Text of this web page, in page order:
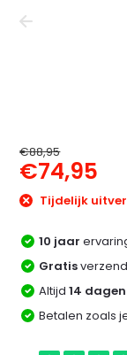
€88,95
€74,95
Tijdelijk
10 jaar
Gratis
Altijd14
Betalen zoals